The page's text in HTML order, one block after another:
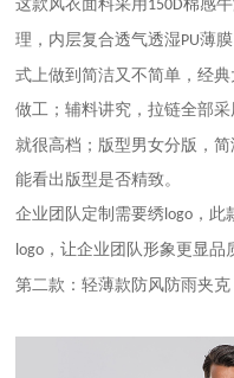
这款风衣面料采用 150D棉感
理，内层复合透气透湿PU薄
式上做到简洁又不简单，经
做工；辅料讲究，拉链全部
就很高档；版型男女分版，
能看出版型是否精致。
企业团队定制需要绣 logo ，
logo ，让企业团队形象更显品
第二款：轻薄款防风防雨夹克